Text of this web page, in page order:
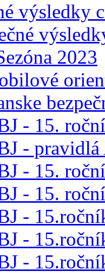
výsledky
2023
- 15.
- pravidlá
- 15.
- 15.
-
-
-